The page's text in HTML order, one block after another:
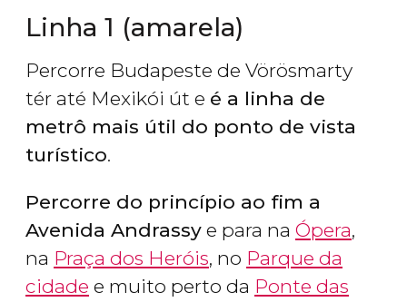
Linha 1 (amarela)
Percorre Budapeste de Vörösmarty
tér até Mexikói út e é a linha de
metrô mais útil do ponto de vista
turístico.
Percorre do princípio ao fim a
Avenida Andrassy e para na Ópera,
na Praça dos Heróis, no Parque da
cidade e muito perto da Ponte das